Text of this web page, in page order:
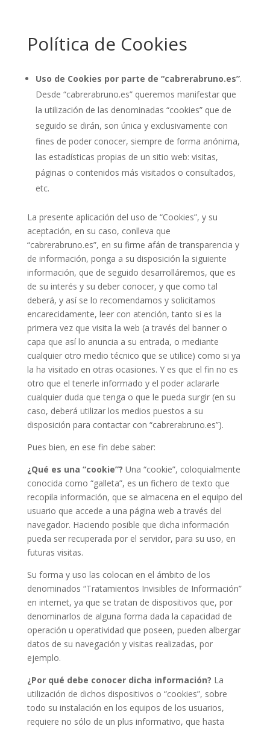
Política de Cookies
Uso de Cookies por parte de “cabrerabruno.es”.
Desde “cabrerabruno.es” queremos manifestar que
la utilización de las denominadas “cookies” que de
seguido se dirán, son única y exclusivamente con
fines de poder conocer, siempre de forma anónima,
las estadísticas propias de un sitio web: visitas,
páginas o contenidos más visitados o consultados,
etc.
La presente aplicación del uso de “Cookies”, y su
aceptación, en su caso, conlleva que
“cabrerabruno.es”, en su firme afán de transparencia y
de información, ponga a su disposición la siguiente
información, que de seguido desarrolláremos, que es
de su interés y su deber conocer, y que como tal
deberá, y así se lo recomendamos y solicitamos
encarecidamente, leer con atención, tanto si es la
primera vez que visita la web (a través del banner o
capa que así lo anuncia a su entrada, o mediante
cualquier otro medio técnico que se utilice) como si ya
la ha visitado en otras ocasiones. Y es que el fin no es
otro que el tenerle informado y el poder aclararle
cualquier duda que tenga o que le pueda surgir (en su
caso, deberá utilizar los medios puestos a su
disposición para contactar con “cabrerabruno.es”).
Pues bien, en ese fin debe saber:
¿Qué es una “cookie”? Una “cookie”, coloquialmente
conocida como “galleta”, es un fichero de texto que
recopila información, que se almacena en el equipo del
usuario que accede a una página web a través del
navegador. Haciendo posible que dicha información
pueda ser recuperada por el servidor, para su uso, en
futuras visitas.
Su forma y uso las colocan en el ámbito de los
denominados “Tratamientos Invisibles de Información”
en internet, ya que se tratan de dispositivos que, por
denominarlos de alguna forma dada la capacidad de
operación u operatividad que poseen, pueden albergar
datos de su navegación y visitas realizadas, por
ejemplo.
¿Por qué debe conocer dicha información? La
utilización de dichos dispositivos o “cookies”, sobre
todo su instalación en los equipos de los usuarios,
requiere no sólo de un plus informativo, que hasta